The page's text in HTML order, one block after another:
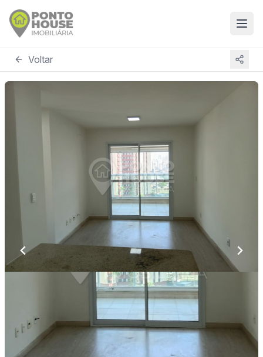
Voltar